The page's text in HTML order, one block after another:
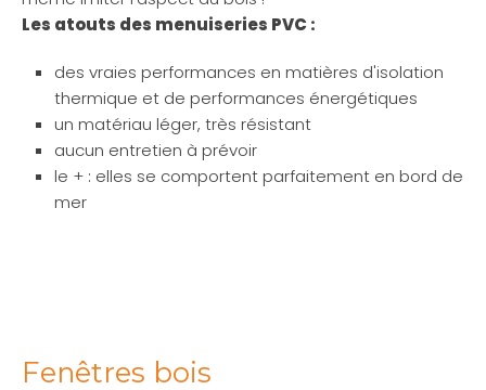
Les atouts des menuiseries PVC :
des vraies performances en matières d'isolation
thermique et de performances énergétiques
un matériau léger, très résistant
aucun entretien à prévoir
le + : elles se comportent parfaitement en bord de
mer
Fenêtres bois